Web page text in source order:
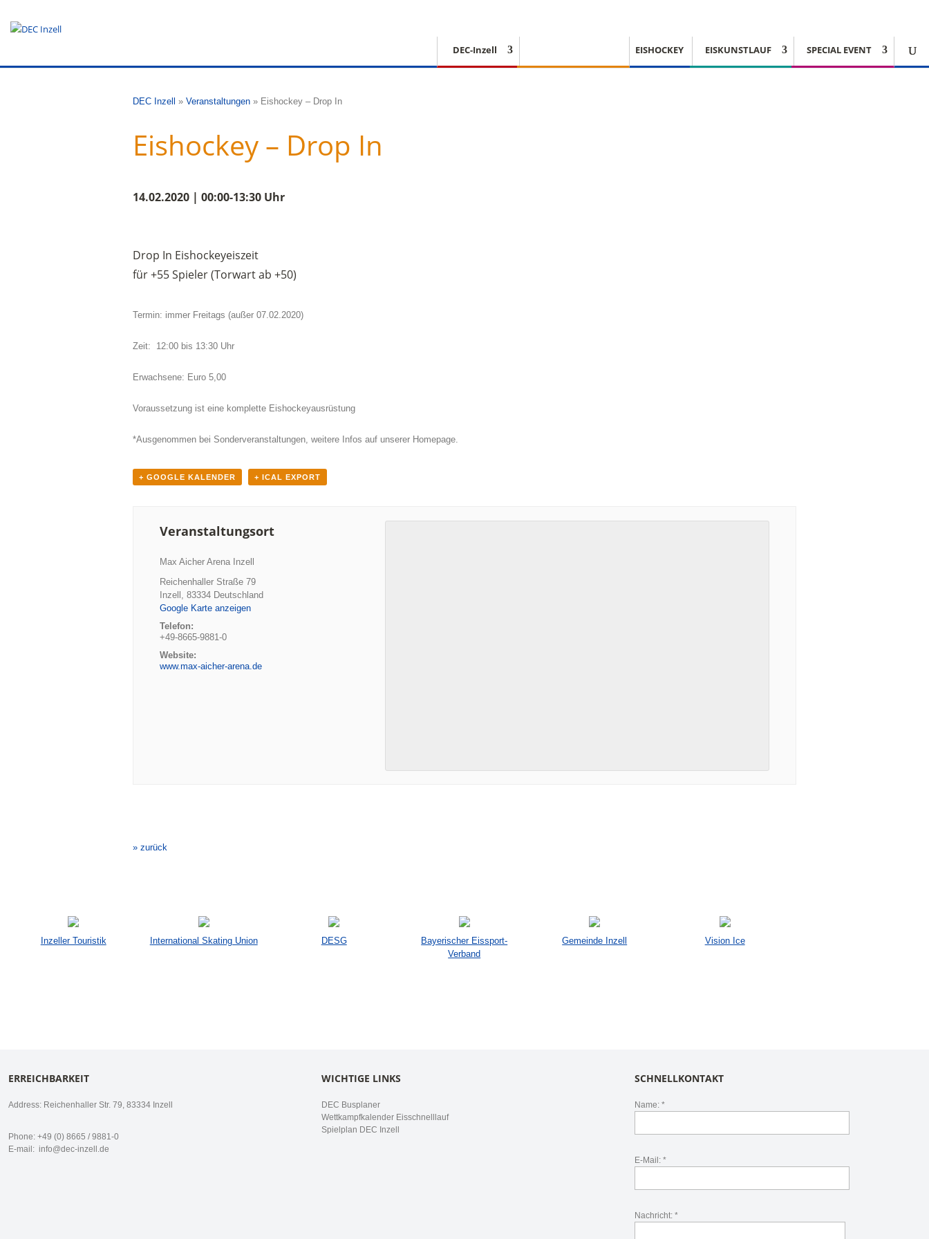
DEC-Inzell EISHOCKEY EISKUNSTLAUF SPECIAL EVENT
DEC Inzell » Veranstaltungen » Eishockey – Drop In
Eishockey – Drop In
14.02.2020 | 00:00-13:30 Uhr
Drop In Eishockeyeiszeit
für +55 Spieler (Torwart ab +50)
Termin: immer Freitags (außer 07.02.2020)
Zeit: 12:00 bis 13:30 Uhr
Erwachsene: Euro 5,00
Voraussetzung ist eine komplette Eishockeyausrüstung
*Ausgenommen bei Sonderveranstaltungen, weitere Infos auf unserer Homepage.
+ GOOGLE KALENDER + ICAL EXPORT
Veranstaltungsort
Max Aicher Arena Inzell
Reichenhaller Straße 79
Inzell , 83334 Deutschland
Google Karte anzeigen
Telefon:
+49-8665-9881-0
Website:
www.max-aicher-arena.de
Navigation
» zurück
Inzeller Touristik International Skating Union DESG
Bayerischer Eissport-
Verband
Gemeinde Inzell Vision Ice
ERREICHBARKEIT
Address: Reichenhaller Str. 79, 83334 Inzell
Phone: +49 (0) 8665 / 9881-0
E-mail: info@dec-inzell.de
WICHTIGE LINKS
DEC Busplaner
Wettkampfkalender Eisschnelllauf
Spielplan DEC Inzell
SCHNELLKONTAKT
Name: *
E-Mail: *
Nachricht: *